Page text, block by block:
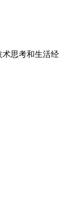
术思考和生活经